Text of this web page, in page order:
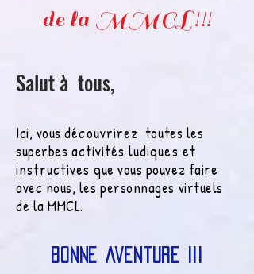
de la MMCL!!!
Salut à tous,
Ici, vousdécouvrirez toutes les
superbes activités ludiques et
instructives que vous pouvez faire
avec nous, les personnages virtuels
de la MMCL.
Bonne aventure !!!